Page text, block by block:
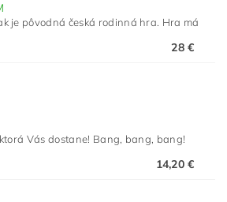
je pôvodná česká rodinná hra. Hra má
28 €
Vás dostane! Bang, bang, bang!
14,20 €